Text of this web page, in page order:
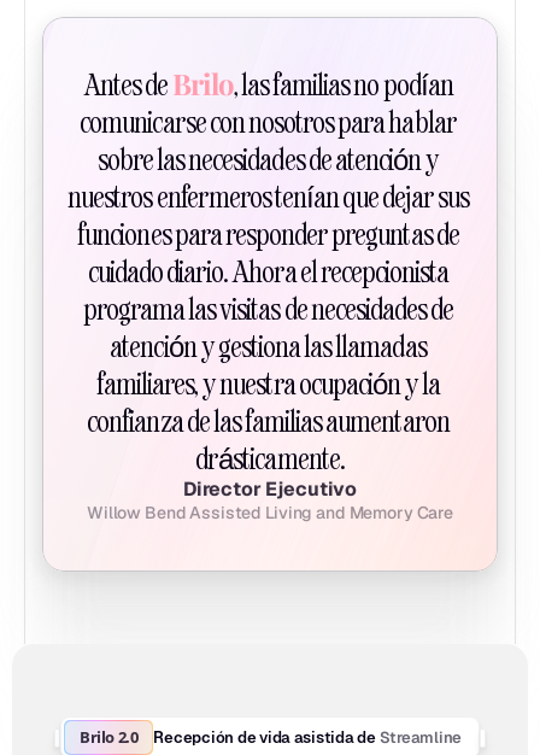
Antes de Brilo, las familias no podían
comunicarse con nosotros para hablar
sobre las necesidades de atención y
nuestros enfermeros tenían que dejar sus
funciones para responder preguntas de
cuidado diario. Ahora el recepcionista
programa las visitas de necesidades de
atención y gestiona las llamadas
familiares, y nuestra ocupación y la
confianza de las familias aumentaron
drásticamente.
Director Ejecutivo
Willow Bend Assisted Living and Memory Care
Brilo 2.0 Recepción de vida asistida de Streamline